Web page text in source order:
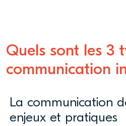
Quels sont les 3
communication
La communication
enjeux et pratiques